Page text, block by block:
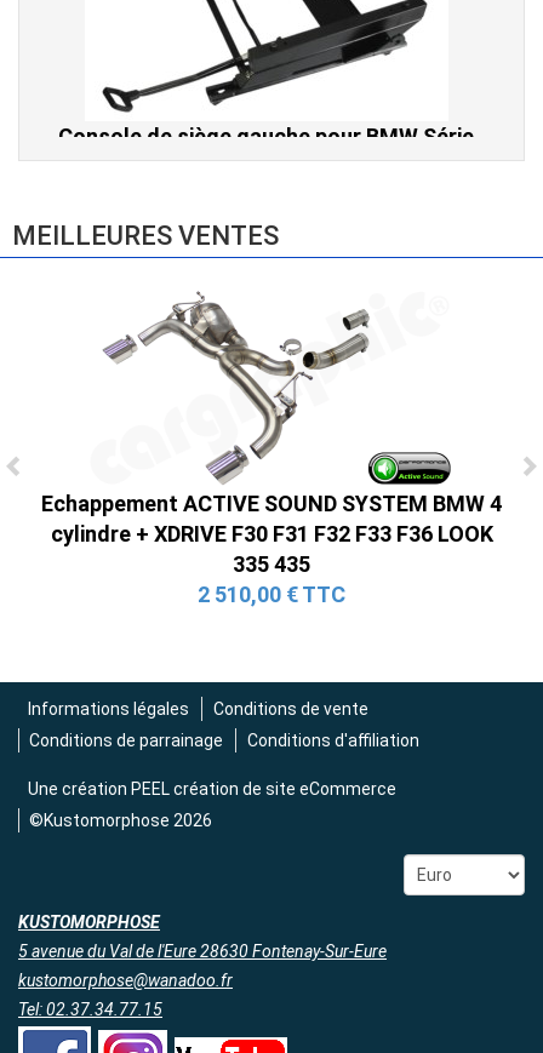
Ligne Cat-Back Active 4 Sorties avec
Tube en H pour Ford Mustang GT & V6
(2015-2023)
2 690,00 € TTC
Console de siège gauche pour BMW Série
3 E46 (hors Cabriolet et CSL) et BMW X3
E83 (2004-2010)
MEILLEURES VENTES
Echappement ACTIVE SOUND SYSTEM BMW 4
cylindre + XDRIVE F30 F31 F32 F33 F36 LOOK
335 435
2 510,00 € TTC
Informations légales
Conditions de vente
Conditions de parrainage
Conditions d'affiliation
Une création PEEL création de site eCommerce
©Kustomorphose 2026
KUSTOMORPHOSE
5 avenue du Val de l'Eure 28630 Fontenay-Sur-Eure
kustomorphose@wanadoo.fr
Tel: 02.37.34.77.15